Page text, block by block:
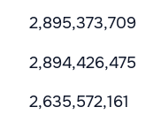
2,895,373,709
2,894,426,475
2,635,572,161